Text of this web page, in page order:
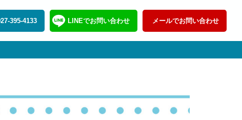
395-4133 LINEでお問い合わせ メールでお問い合わせ